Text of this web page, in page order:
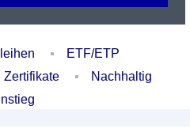
ETF/ETP
Zertifikate
Nachhaltig